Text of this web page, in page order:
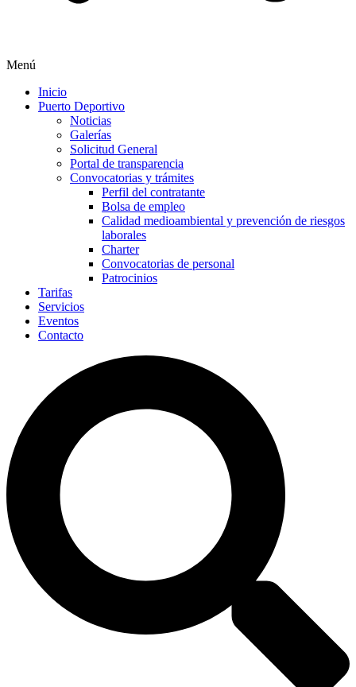
Menú
Inicio
Puerto Deportivo
Noticias
Galerías
Solicitud General
Portal de transparencia
Convocatorias y trámites
Perfil del contratante
Bolsa de empleo
Calidad medioambiental y prevención de riesgos
laborales
Charter
Convocatorias de personal
Patrocinios
Tarifas
Servicios
Eventos
Contacto